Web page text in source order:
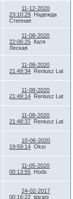
11-12-2020
23:10:29
Надежда
Степная
11-08-2020
22:06:25
Катя
Леская
11-08-2020
21:49:34
Reniusz Lat
11-08-2020
21:49:14
Reniusz Lat
11-08-2020
21:48:37
Reniusz Lat
10-06-2020
19:59:14 Oksi
11-05-2020
00:13:55
Hods
24-02-2017
00:16:22 tigrani